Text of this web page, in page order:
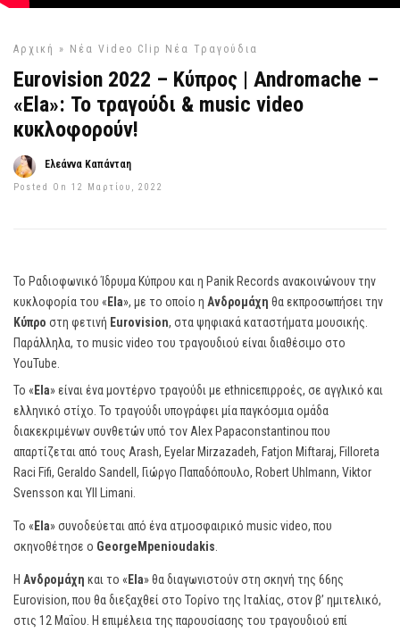
Αρχική » Νέα Video Clip Νέα Τραγούδια
Eurovision 2022 – Κύπρος | Andromache –
«Ela»: Το τραγούδι & music video
κυκλοφορούν!
Ελεάννα Καπάνταη
Posted On 12 Μαρτίου, 2022
To Ραδιοφωνικό Ίδρυμα Κύπρου και η Panik Records ανακοινώνουν την
κυκλοφορία του « Ela», με το οποίο η Ανδρομάχη θα εκπροσωπήσει την
Κύπρο στη φετινή Eurovision, στα ψηφιακά καταστήματα μουσικής.
Παράλληλα, το music video του τραγουδιού είναι διαθέσιμο στο
YouTube.
Το « Ela» είναι ένα μοντέρνο τραγούδι με ethnicεπιρροές, σε αγγλικό και
ελληνικό στίχο. Το τραγούδι υπογράφει μία παγκόσμια ομάδα
διακεκριμένων συνθετών υπό τον Alex Papaconstantinou που
απαρτίζεται από τους Arash, Eyelar Mirzazadeh, Fatjon Miftaraj, Filloreta
Raci Fifi, Geraldo Sandell, Γιώργο Παπαδόπουλο, Robert Uhlmann, Viktor
Svensson και Yll Limani.
Το « Ela» συνοδεύεται από ένα ατμοσφαιρικό music video, που
σκηνοθέτησε ο GeorgeMpenioudakis
Η Ανδρομάχη και το « Ela» θα διαγωνιστούν στη σκηνή της 66ης
Eurovision, που θα διεξαχθεί στο Τορίνο της Ιταλίας, στον β’ ημιτελικό,
στις 12 Μαΐου. Η επιμέλεια της παρουσίασης του τραγουδιού επί